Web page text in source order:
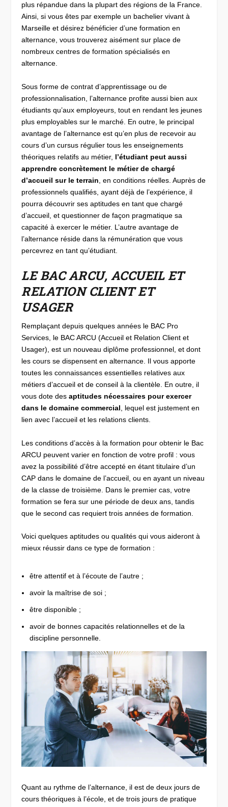
plus répandue dans la plupart des régions de la France.
Ainsi, si vous êtes par exemple un bachelier vivant à
Marseille et désirez bénéficier d’une formation en
alternance, vous trouverez aisément sur place de
nombreux centres de formation spécialisés en
alternance.
Sous forme de contrat d’apprentissage ou de
professionnalisation, l’alternance profite aussi bien aux
étudiants qu’aux employeurs, tout en rendant les jeunes
plus employables sur le marché. En outre, le principal
avantage de l’alternance est qu’en plus de recevoir au
cours d’un cursus régulier tous les enseignements
théoriques relatifs au métier, l’étudiant peut aussi
apprendre concrètement le métier de chargé
d’accueil sur le terrain , en conditions réelles. Auprès de
professionnels qualifiés, ayant déjà de l’expérience, il
pourra découvrir ses aptitudes en tant que chargé
d’accueil, et questionner de façon pragmatique sa
capacité à exercer le métier. L’autre avantage de
l’alternance réside dans la rémunération que vous
percevrez en tant qu’étudiant.
LE BAC ARCU, ACCUEIL ET
RELATION CLIENT ET
USAGER
Remplaçant depuis quelques années le BAC Pro
Services, le BAC ARCU (Accueil et Relation Client et
Usager), est un nouveau diplôme professionnel, et dont
les cours se dispensent en alternance. Il vous apporte
toutes les connaissances essentielles relatives aux
métiers d’accueil et de conseil à la clientèle. En outre, il
vous dote desaptitudes nécessaires pour exercer
dans le domaine commercial, lequel est justement en
lien avec l’accueil et les relations clients.
Les conditions d’accès à la formation pour obtenir le Bac
ARCU peuvent varier en fonction de votre profil : vous
avez la possibilité d’être accepté en étant titulaire d’un
CAP dans le domaine de l’accueil, ou en ayant un niveau
de la classe de troisième. Dans le premier cas, votre
formation se fera sur une période de deux ans, tandis
que le second cas requiert trois années de formation.
Voici quelques aptitudes ou qualités qui vous aideront à
mieux réussir dans ce type de formation :
être attentif et à l’écoute de l’autre ;
avoir la maîtrise de soi ;
être disponible ;
avoir de bonnes capacités relationnelles et de la
discipline personnelle.
Quant au rythme de l’alternance, il est de deux jours de
cours théoriques à l’école, et de trois jours de pratique